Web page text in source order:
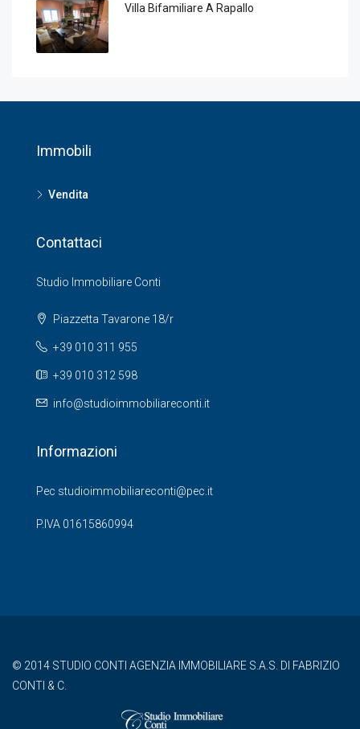
Villa Bifamiliare A Rapallo
Immobili
Vendita
Contattaci
Studio Immobiliare Conti
Piazzetta Tavarone 18/r
+39 010 311 955
+39 010 312 598
info@studioimmobiliareconti.it
Informazioni
Pec studioimmobiliareconti@pec.it
P.IVA 01615860994
© 2014 STUDIO CONTI AGENZIA IMMOBILIARE S.A.S. DI FABRIZIO
CONTI & C.